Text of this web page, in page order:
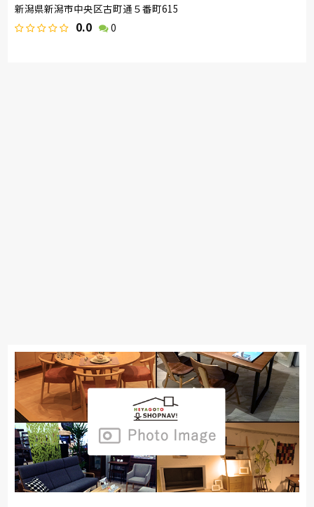
新潟県新潟市中央区古町通５番町615
0.0 0